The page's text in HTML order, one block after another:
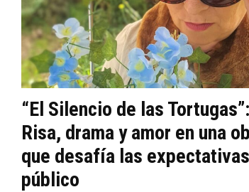
“El Silencio de las Tortugas”:
Risa, drama y amor en una
que desafía las
público